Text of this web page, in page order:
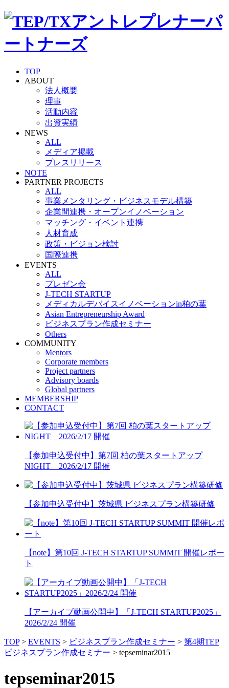
TOP
ABOUT
法人概要
理事
活動内容
出資実績
NEWS
ALL
メディア掲載
プレスリリース
NOTE
PARTNER PROJECTS
ALL
事業メンタリング・ビジネスモデル構築
企業間連携・オープンイノベーション
マッチング・イベント連携
人材育成
政策・ビジョン検討
国際連携
EVENTS
ALL
プレゼン会
J-TECH STARTUP
メディカルデバイスイノベーションin柏の葉
Asian Entrepreneurship Award
ビジネスプラン作成セミナー
Others
COMMUNITY
Mentors
Corporate members
Project partners
Advisory boards
Global partners
MEMBERSHIP
CONTACT
【参加申込受付中】第7回 柏の葉スタートアップ
NIGHT 2026/2/17 開催
【参加申込受付中】茨城県 ビジネスプラン構築研修
【note】第10回 J-TECH STARTUP SUMMIT 開催レポー
ト
【アーカイブ動画公開中】「J-TECH STARTUP2025」
2026/2/24 開催
TOP> EVENTS > ビジネスプラン作成セミナー > 第4期TEP
ビジネスプラン作成セミナー > tepseminar2015
tepseminar2015